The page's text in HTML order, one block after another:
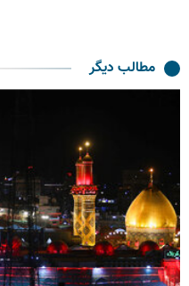
مطالب دیگر